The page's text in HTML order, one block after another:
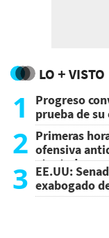
LO + VISTO
1
Progreso
prueba de
2 Primeras
ofensiva
atentado
3 EE.UU:
exabogado